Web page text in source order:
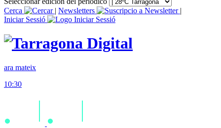
Cerca
| Newsletters
|
Iniciar Sessió
ara mateix
10:30